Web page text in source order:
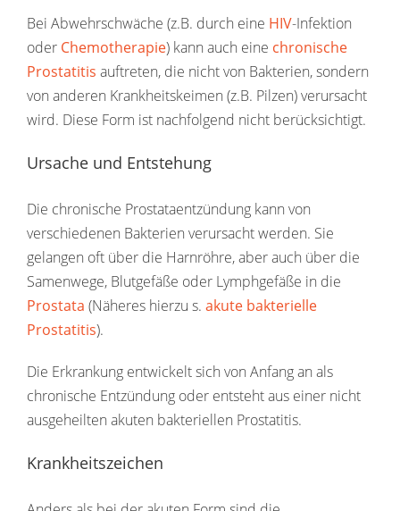
Bei Abwehrschwäche (z.B. durch eine HIV-Infektion
oder Chemotherapie) kann auch eine chronische
Prostatitis auftreten, die nicht von Bakterien, sondern
von anderen Krankheitskeimen (z.B. Pilzen) verursacht
wird. Diese Form ist nachfolgend nicht berücksichtigt.
Ursache und Entstehung
Die chronische Prostataentzündung kann von
verschiedenen Bakterien verursacht werden. Sie
gelangen oft über die Harnröhre, aber auch über die
Samenwege, Blutgefäße oder Lymphgefäße in die
Prostata (Näheres hierzu s. akute bakterielle
Prostatitis).
Die Erkrankung entwickelt sich von Anfang an als
chronische Entzündung oder entsteht aus einer nicht
ausgeheilten akuten bakteriellen Prostatitis.
Krankheitszeichen